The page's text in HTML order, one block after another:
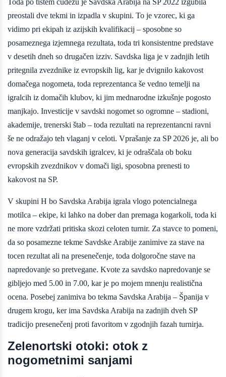
Toda po tistem čudežu je Savdska Arabija na SP 2022 izgubila
preostali dve tekmi in izpadla v skupini. To je vzorec, ki ga
vidimo pri ekipah iz azijskih kvalifikacij – sposobne so
posameznega izjemnega rezultata, toda tri konsistentne predstave
v desetih dneh so drugačen izziv. Savdska liga je v zadnjih letih
pritegnila zvezdnike iz evropskih lig, kar je dvignilo kakovost
domačega nogometa, toda reprezentanca še vedno temelji na
igralcih iz domačih klubov, ki jim mednarodne izkušnje pogosto
manjkajo. Investicije v savdski nogomet so ogromne – stadioni,
akademije, trenerski štab – toda rezultati na reprezentancni ravni
še ne odražajo teh vlaganj v celoti. Vprašanje za SP 2026 je, ali bo
nova generacija savdskih igralcev, ki je odraščala ob boku
evropskih zvezdnikov v domači ligi, sposobna prenesti to
kakovost na SP.
V skupini H bo Savdska Arabija igrala vlogo potencialnega
motilca – ekipe, ki lahko na dober dan premaga kogarkoli, toda ki
ne more vzdržati pritiska skozi celoten turnir. Za stavce to pomeni,
da so posamezne tekme Savdske Arabije zanimive za stave na
tocen rezultat ali na presenečenje, toda dolgoročne stave na
napredovanje so pretvegane. Kvote za savdsko napredovanje se
gibljejo med 5.00 in 7.00, kar je po mojem mnenju realistična
ocena. Posebej zanimiva bo tekma Savdska Arabija – Španija v
drugem krogu, ker ima Savdska Arabija na zadnjih dveh SP
tradicijo presenečenj proti favoritom v zgodnjih fazah turnirja.
Zelenortski otoki: otok z
nogometnimi sanjami